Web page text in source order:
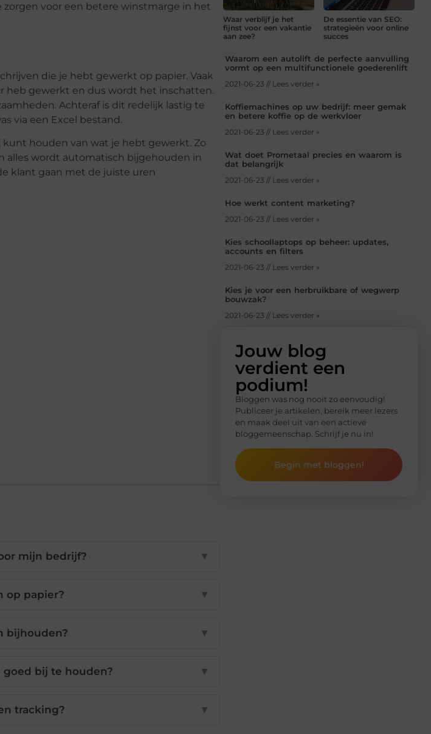
voor een betere winstmarge in het
die je hebt gewerkt op papier. Vaak
heb gewerkt en dus wordt het inschatten.
Achteraf is dit redelijk lastig te
via een Excel bestand.
houden van wat je hebt gewerkt. Zo
alles wordt automatisch bijgehouden in
klant gaan met de juiste uren
mijn bedrijf? ▼
op papier? ▼
bijhouden? ▼
bij te houden? ▼
tracking? ▼
Waar verblijf je het
fijnst voor een vakantie
aan zee?
De essentie van SEO:
strategieën voor online
succes
Waarom een autolift de perfecte aanvulling
vormt op een multifunctionele goederenlift
2021-06-23 // Lees verder »
Koffiemachines op uw bedrijf: meer gemak
en betere koffie op de werkvloer
2021-06-23 // Lees verder »
Wat doet Prometaal precies en waarom is
dat belangrijk
2021-06-23 // Lees verder »
Hoe werkt content marketing?
2021-06-23 // Lees verder »
Kies schoollaptops op beheer: updates,
accounts en filters
2021-06-23 // Lees verder »
Kies je voor een herbruikbare of wegwerp
bouwzak?
2021-06-23 // Lees verder »
Jouw blog
verdient een
podium!
Bloggen was nog nooit zo eenvoudig!
Publiceer je artikelen, bereik meer lezers
en maak deel uit van een actieve
bloggemeenschap. Schrijf je nu in!
Begin met bloggen!